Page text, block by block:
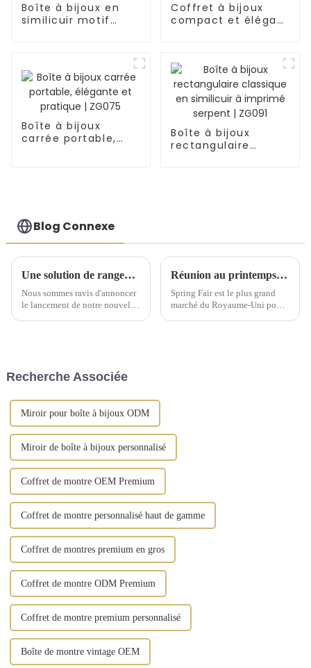
Boîte à bijoux en
similicuir motif
Coffret à bijoux
compact et élégant
Boîte à bijoux
carrée portable,
Boîte à bijoux
rectangulaire
Blog Connexe
Une solution de rangement artisanale exquise dévoilée lors d'une conférence de lancement de nouveaux produits
Nous sommes ravis d'annoncer
le lancement de notre nouvelle
bijoux, ...
Réunion au printemps 2025 du Comité exécutif national de Birmingham
Spring Fair est le plus grand
marché du Royaume-Uni pour
Recherche Associée
Miroir pour boîte à bijoux ODM
Miroir de boîte à bijoux personnalisé
Coffret de montre OEM Premium
Coffret de montre personnalisé haut de gamme
Coffret de montres premium en gros
Coffret de montre ODM Premium
Coffret de montre premium personnalisé
Boîte de montre vintage OEM